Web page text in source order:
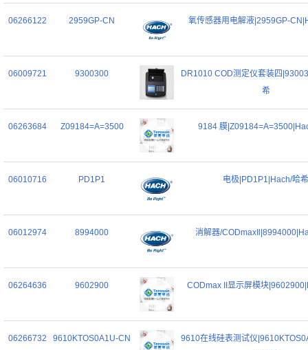
06266122 2959GP-CN 氧传感器用电解液|2959GP-
06009721 9300300
DR1010 COD测定仪套装四
希
06263684 Z09184=A=3500 9184 膜
06010716 PD1P1 电极|PD1P1|Hach/哈希
06012974 8994000 消解器/
06264636 9602900 CODmax II显示屏模块
06266732 9610KTOS0A1U-CN
9610在线硅表测试仪